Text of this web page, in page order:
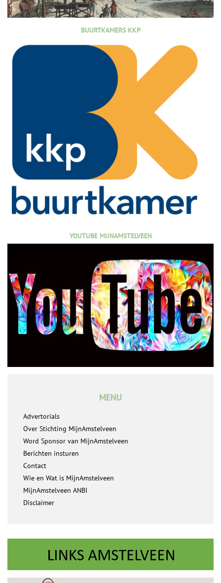
BUURTKAMERS KKP
YOUTUBE MIJNAMSTELVEEN
MENU
Advertorials
Over Stichting MijnAmstelveen
Word Sponsor van MijnAmstelveen
Berichten insturen
Contact
Wie en Wat is MijnAmstelveen
MijnAmstelveen ANBI
Disclaimer